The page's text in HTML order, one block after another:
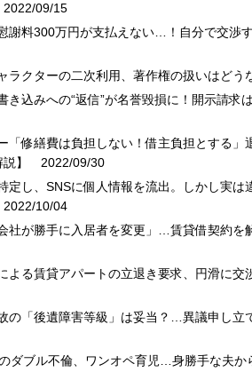
09/15
謝料300万円が支払えない…！自分で交渉
ラクターの二次利用、著作権の扱いはどう
き込みへの“返信”が名誉毀損に！開示請求
「修繕費は負担しない！借主負担とする
】
2022/09/30
定し、SNSに個人情報を流出。しかし実
10/04
社が勝手に入居者を変更」…賃貸借契約を
よる賃貸アパートの立退き要求、円滑に交
の「後遺障害等級」は妥当？…異議申し
ダブル不倫、ワンオペ育児…身勝手な夫